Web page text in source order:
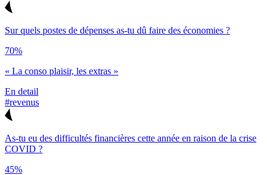
Sur quels postes de dépenses as-tu dû faire des économies ?
70%
« La conso plaisir, les extras »
En detail
#revenus
As-tu eu des difficultés financières cette année en raison de la crise
COVID ?
45%